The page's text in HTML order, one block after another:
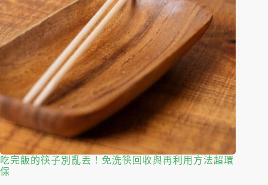
吃完飯的筷子別亂丟！免洗筷回收與再利用方法超環
保